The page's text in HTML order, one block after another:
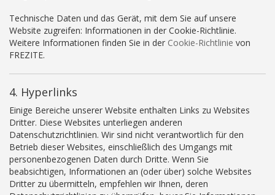
Technische Daten und das Gerät, mit dem Sie auf unsere
Website zugreifen: Informationen in der Cookie-Richtlinie.
Weitere Informationen finden Sie in der Cookie-Richtlinie von
FREZITE.
4. Hyperlinks
Einige Bereiche unserer Website enthalten Links zu Websites
Dritter. Diese Websites unterliegen anderen
Datenschutzrichtlinien. Wir sind nicht verantwortlich für den
Betrieb dieser Websites, einschließlich des Umgangs mit
personenbezogenen Daten durch Dritte. Wenn Sie
beabsichtigen, Informationen an (oder über) solche Websites
Dritter zu übermitteln, empfehlen wir Ihnen, deren